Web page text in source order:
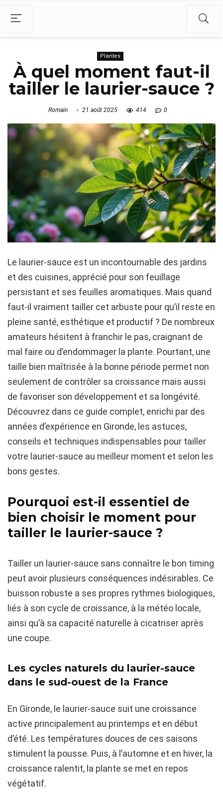
Plantes
À quel moment faut-il
tailler le laurier-sauce ?
Romain 21 août 2025 414 0
Le laurier-sauce est un incontournable des jardins
et des cuisines, apprécié pour son feuillage
persistant et ses feuilles aromatiques. Mais quand
faut-il vraiment tailler cet arbuste pour qu’il reste en
pleine santé, esthétique et productif ? De nombreux
amateurs hésitent à franchir le pas, craignant de
mal faire ou d’endommager la plante. Pourtant, une
taille bien maîtrisée à la bonne période permet non
seulement de contrôler sa croissance mais aussi
de favoriser son développement et sa longévité.
Découvrez dans ce guide complet, enrichi par des
années d’expérience en Gironde, les astuces,
conseils et techniques indispensables pour tailler
votre laurier-sauce au meilleur moment et selon les
bons gestes.
Pourquoi est-il essentiel de
bien choisir le moment pour
tailler le laurier-sauce ?
Tailler un laurier-sauce sans connaître le bon timing
peut avoir plusieurs conséquences indésirables. Ce
buisson robuste a ses propres rythmes biologiques,
liés à son cycle de croissance, à la météo locale,
ainsi qu’à sa capacité naturelle à cicatriser après
une coupe.
Les cycles naturels du laurier-sauce
dans le sud-ouest de la France
En Gironde, le laurier-sauce suit une croissance
active principalement au printemps et en début
d’été. Les températures douces de ces saisons
stimulent la pousse. Puis, à l’automne et en hiver, la
croissance ralentit, la plante se met en repos
végétatif.